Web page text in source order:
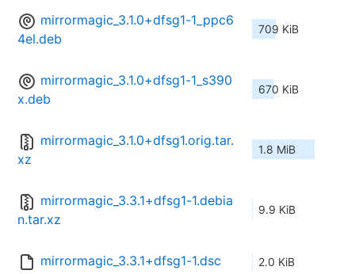
mirrormagic_3.1.0+dfsg1-1_ppc6
4el.deb
709 KiB
mirrormagic_3.1.0+dfsg1-1_s390
x.deb
670 KiB
mirrormagic_3.1.0+dfsg1.orig.tar.
xz
1.8 MiB
mirrormagic_3.3.1+dfsg1-1.debia
n.tar.xz
9.9 KiB
mirrormagic_3.3.1+dfsg1-1.dsc 2.0 KiB